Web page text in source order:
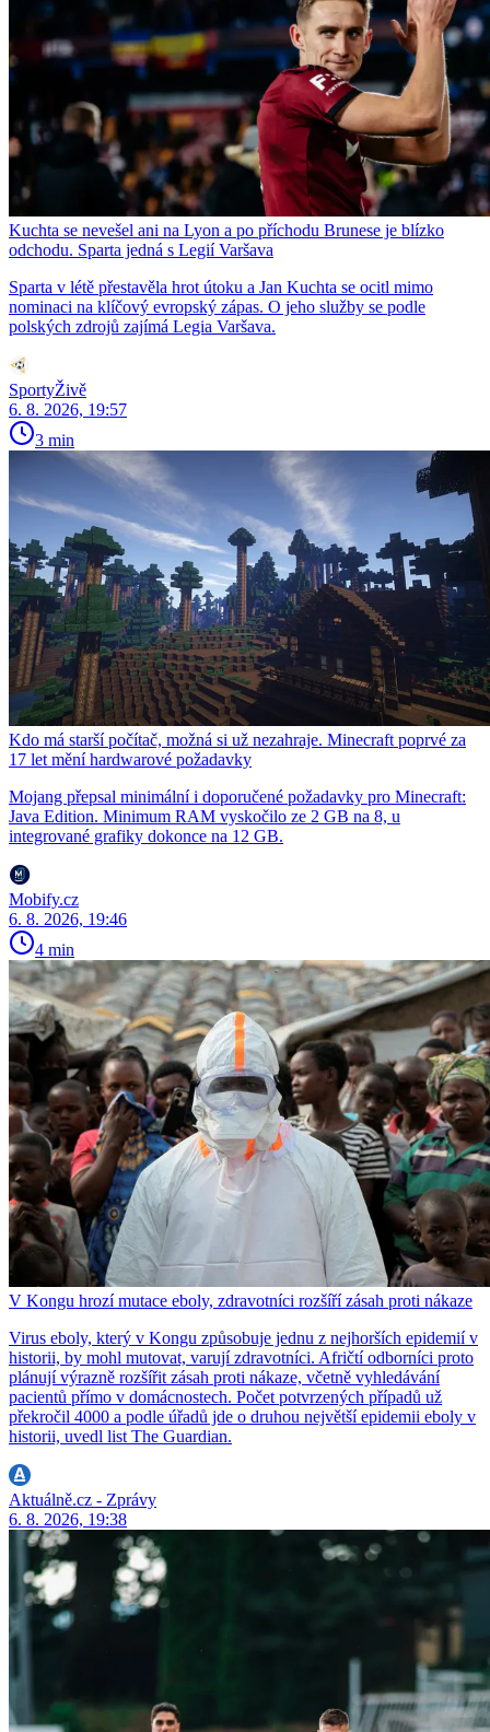
Kuchta se nevešel ani na Lyon a po příchodu Brunese je blízko
odchodu. Sparta jedná s Legií Varšava
Sparta v létě přestavěla hrot útoku a Jan Kuchta se ocitl mimo
nominaci na klíčový evropský zápas. O jeho služby se podle
polských zdrojů zajímá Legia Varšava.
SportyŽivě
6. 8. 2026, 19:57
3 min
Kdo má starší počítač, možná si už nezahraje. Minecraft poprvé za
17 let mění hardwarové požadavky
Mojang přepsal minimální i doporučené požadavky pro Minecraft:
Java Edition. Minimum RAM vyskočilo ze 2 GB na 8, u
integrované grafiky dokonce na 12 GB.
Mobify.cz
6. 8. 2026, 19:46
4 min
V Kongu hrozí mutace eboly, zdravotníci rozšíří zásah proti nákaze
Virus eboly, který v Kongu způsobuje jednu z nejhorších epidemií v
historii, by mohl mutovat, varují zdravotníci. Afričtí odborníci proto
plánují výrazně rozšířit zásah proti nákaze, včetně vyhledávání
pacientů přímo v domácnostech. Počet potvrzených případů už
překročil 4000 a podle úřadů jde o druhou největší epidemii eboly v
historii, uvedl list The Guardian.
Aktuálně.cz - Zprávy
6. 8. 2026, 19:38